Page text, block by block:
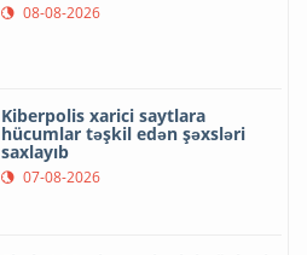
08-08-2026
Kiberpolis xarici saytlara
hücumlar təşkil edən şəxsləri
saxlayıb
07-08-2026